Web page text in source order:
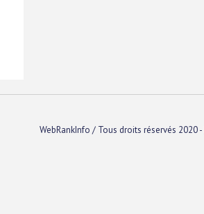
WebRankInfo / Tous droits réservés 2020 -